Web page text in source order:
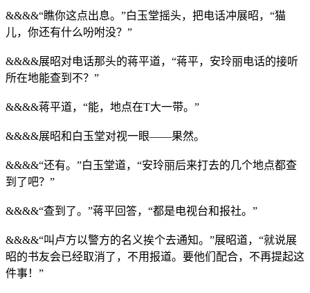
&&&&“瞧你这点出息。”白玉堂摇头，把电话冲展昭，“猫
儿，你还有什么吩咐没？”
&&&&展昭对电话那头的蒋平道，“蒋平，安玲丽电话的接听
所在地能查到不？”
&&&&蒋平道，“能，地点在T大一带。”
&&&&展昭和白玉堂对视一眼——果然。
&&&&“还有。”白玉堂道，“安玲丽后来打去的几个地点都查
到了吧？”
&&&&“查到了。”蒋平回答，“都是电视台和报社。”
&&&&“叫卢方以警方的名义挨个去通知。”展昭道，“就说展
昭的书友会已经取消了，不用报道。要他们配合，不再提起这
件事！”